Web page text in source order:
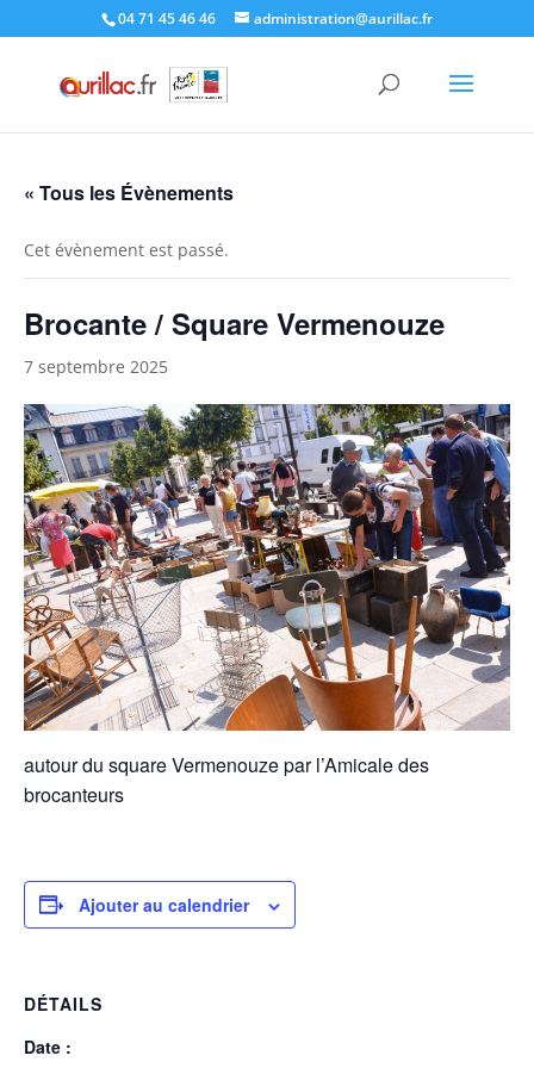
04 71 45 46 46 administration@aurillac.fr
« Tous les Évènements
Cet évènement est passé.
Brocante / Square Vermenouze
7 septembre 2025
autour du square Vermenouze par l’Amicale des
brocanteurs
Ajouter au calendrier
DÉTAILS
Date :